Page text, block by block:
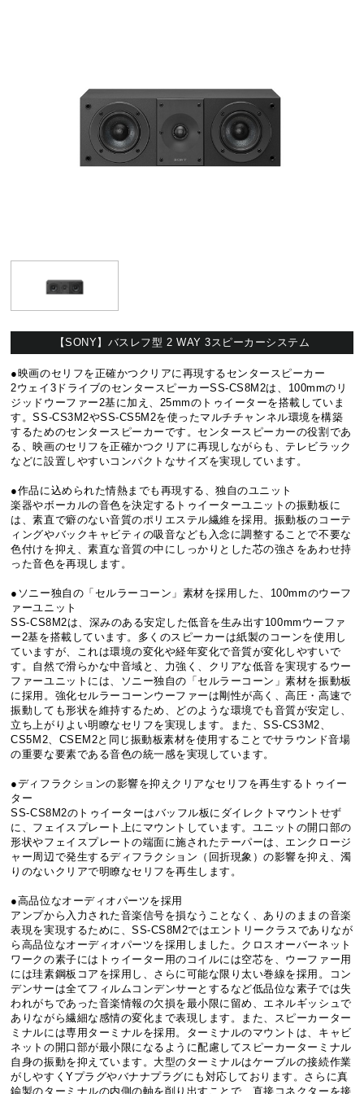
【SONY】バスレフ型 2 WAY 3スピーカーシステム
●映画のセリフを正確かつクリアに再現するセンタースピーカー
2ウェイ3ドライブのセンタースピーカーSS-CS8M2は、100mmのリ
ジッドウーファー2基に加え、25mmのトゥイーターを搭載していま
す。SS-CS3M2やSS-CS5M2を使ったマルチチャンネル環境を構築
するためのセンタースピーカーです。センタースピーカーの役割であ
る、映画のセリフを正確かつクリアに再現しながらも、テレビラック
などに設置しやすいコンパクトなサイズを実現しています。
●作品に込められた情熱までも再現する、独自のユニット
楽器やボーカルの音色を決定するトゥイーターユニットの振動板に
は、素直で癖のない音質のポリエステル繊維を採用。振動板のコーテ
ィングやバックキャビティの吸音なども入念に調整することで不要な
色付けを抑え、素直な音質の中にしっかりとした芯の強さをあわせ持
った音色を再現します。
●ソニー独自の「セルラーコーン」素材を採用した、100mmのウーフ
ァーユニット
SS-CS8M2は、深みのある安定した低音を生み出す100mmウーファ
ー2基を搭載しています。多くのスピーカーは紙製のコーンを使用し
ていますが、これは環境の変化や経年変化で音質が変化しやすいで
す。自然で滑らかな中音域と、力強く、クリアな低音を実現するウー
ファーユニットには、ソニー独自の「セルラーコーン」素材を振動板
に採用。強化セルラーコーンウーファーは剛性が高く、高圧・高速で
振動しても形状を維持するため、どのような環境でも音質が安定し、
立ち上がりよい明瞭なセリフを実現します。また、SS-CS3M2、
CS5M2、CSEM2と同じ振動板素材を使用することでサラウンド音場
の重要な要素である音色の統一感を実現しています。
●ディフラクションの影響を抑えクリアなセリフを再生するトゥイー
ター
SS-CS8M2のトゥイーターはバッフル板にダイレクトマウントせず
に、フェイスプレート上にマウントしています。ユニットの開口部の
形状やフェイスプレートの端面に施されたテーパーは、エンクロージ
ャー周辺で発生するディフラクション（回折現象）の影響を抑え、濁
りのないクリアで明瞭なセリフを再生します。
●高品位なオーディオパーツを採用
アンプから入力された音楽信号を損なうことなく、ありのままの音楽
表現を実現するために、SS-CS8M2ではエントリークラスでありなが
ら高品位なオーディオパーツを採用しました。クロスオーバーネット
ワークの素子にはトゥイーター用のコイルには空芯を、ウーファー用
には珪素鋼板コアを採用し、さらに可能な限り太い巻線を採用。コン
デンサーは全てフィルムコンデンサーとするなど低品位な素子では失
われがちであった音楽情報の欠損を最小限に留め、エネルギッシュで
ありながら繊細な感情の変化まで表現します。また、スピーカーター
ミナルには専用ターミナルを採用。ターミナルのマウントは、キャビ
ネットの開口部が最小限になるように配慮してスピーカーターミナル
自身の振動を抑えています。大型のターミナルはケーブルの接続作業
がしやすくYプラグやバナナプラグにも対応しております。さらに真
鍮製のターミナルの内側の軸を削り出すことで、直接コネクターを接